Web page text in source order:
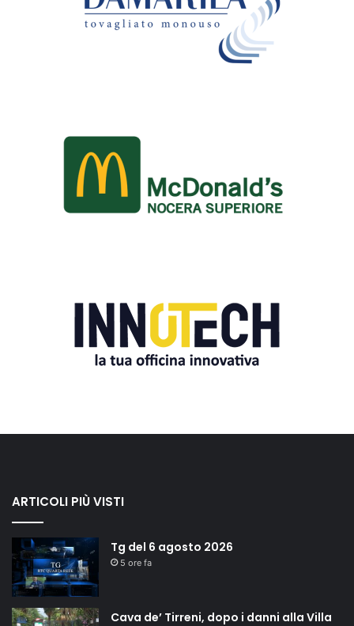
ARTICOLI PIÙ VISTI
Tg del 6 agosto 2026
5 ore fa
Cava de’ Tirreni, dopo i danni alla Villa